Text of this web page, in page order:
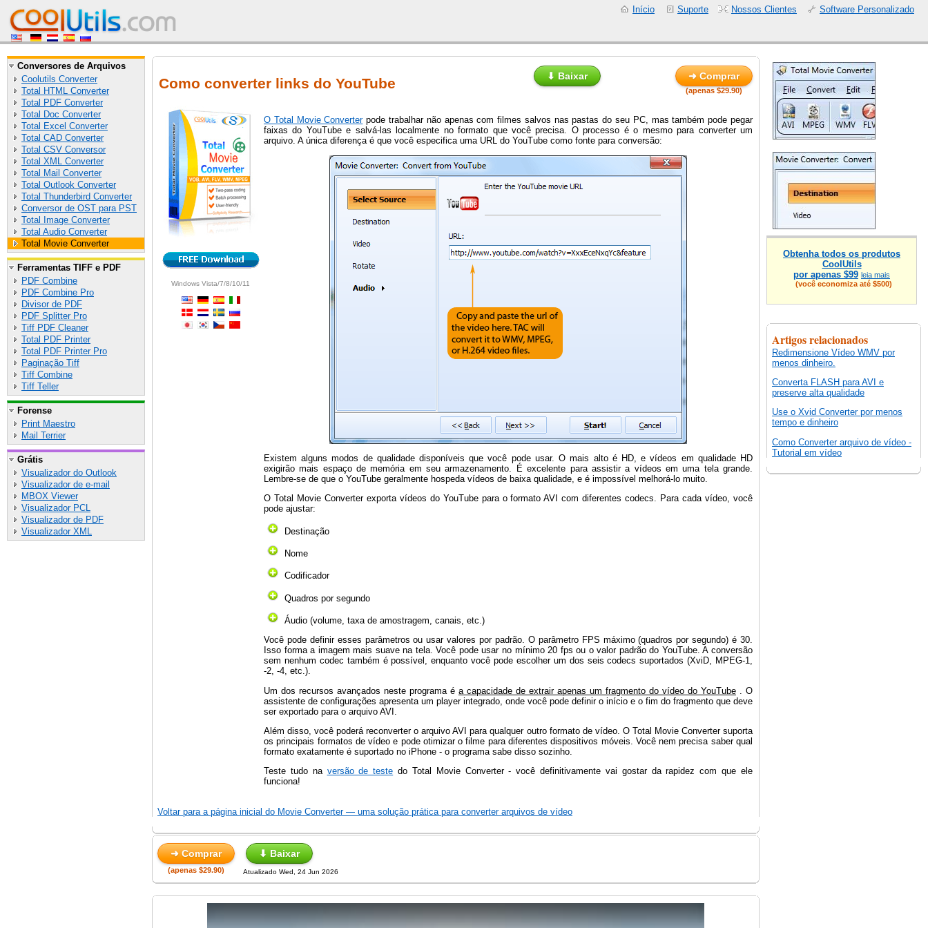
Início Suporte Nossos Clientes Software Personalizado
Conversores de Arquivos
Coolutils Converter
Total HTML Converter
Total PDF Converter
Total Doc Converter
Total Excel Converter
Total CAD Converter
Total CSV Conversor
Total XML Converter
Total Mail Converter
Total Outlook Converter
Total Thunderbird Converter
Conversor de OST para PST
Total Image Converter
Total Audio Converter
Total Movie Converter
Ferramentas TIFF e PDF
PDF Combine
PDF Combine Pro
Divisor de PDF
PDF Splitter Pro
Tiff PDF Cleaner
Total PDF Printer
Total PDF Printer Pro
Paginação Tiff
Tiff Combine
Tiff Teller
Forense
Print Maestro
Mail Terrier
Grátis
Visualizador do Outlook
Visualizador de e-mail
MBOX Viewer
Visualizador PCL
Visualizador de PDF
Visualizador XML
Como converter links do YouTube ⬇ Baixar ➜ Comprar
(apenas $29.90)
Windows Vista/7/8/10/11
O Total Movie Converterpode trabalhar não apenas com filmes salvos nas pastas do seu PC, mas também pode pegar
faixas do YouTube e salvá-las localmente no formato que você precisa. O processo é o mesmo para converter um
arquivo. A única diferença é que você especifica uma URL do YouTube como fonte para conversão:
Existem alguns modos de qualidade disponíveis que você pode usar. O mais alto é HD, e vídeos em qualidade HD
exigirão mais espaço de memória em seu armazenamento. É excelente para assistir a vídeos em uma tela grande.
Lembre-se de que o YouTube geralmente hospeda vídeos de baixa qualidade, e é impossível melhorá-lo muito.
O Total Movie Converter exporta vídeos do YouTube para o formato AVI com diferentes codecs. Para cada vídeo, você
pode ajustar:
Destinação
Nome
Codificador
Quadros por segundo
Áudio (volume, taxa de amostragem, canais, etc.)
Você pode definir esses parâmetros ou usar valores por padrão. O parâmetro FPS máximo (quadros por segundo) é 30.
Isso forma a imagem mais suave na tela. Você pode usar no mínimo 20 fps ou o valor padrão do YouTube. A conversão
sem nenhum codec também é possível, enquanto você pode escolher um dos seis codecs suportados (XviD, MPEG-1,
-2, -4, etc.).
Um dos recursos avançados neste programa é a capacidade de extrair apenas um fragmento do vídeo do YouTube . O
assistente de configurações apresenta um player integrado, onde você pode definir o início e o fim do fragmento que deve
ser exportado para o arquivo AVI.
Além disso, você poderá reconverter o arquivo AVI para qualquer outro formato de vídeo. O Total Movie Converter suporta
os principais formatos de vídeo e pode otimizar o filme para diferentes dispositivos móveis. Você nem precisa saber qual
formato exatamente é suportado no iPhone - o programa sabe disso sozinho.
Teste tudo na versão de teste do Total Movie Converter - você definitivamente vai gostar da rapidez com que ele
funciona!
Voltar para a página inicial do Movie Converter — uma solução prática para converter arquivos de vídeo
➜ Comprar ⬇ Baixar
(apenas $29.90) Atualizado Wed, 24 Jun 2026
Obtenha todos os produtos
CoolUtils
por apenas $99 leia mais
(você economiza até $500)
Artigos relacionados
Redimensione Vídeo WMV por
menos dinheiro.
Converta FLASH para AVI e
preserve alta qualidade
Use o Xvid Converter por menos
tempo e dinheiro
Como Converter arquivo de vídeo -
Tutorial em vídeo